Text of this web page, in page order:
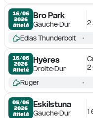
16/06
2026
Attelé
Bro Park
GaucheDur
2
Edlas Thunderbolt
16/06
2026
Attelé
Hyères
DroiteDur
2
Ruger
05/06
2026
Attelé
Eskilstuna
GaucheDur
1